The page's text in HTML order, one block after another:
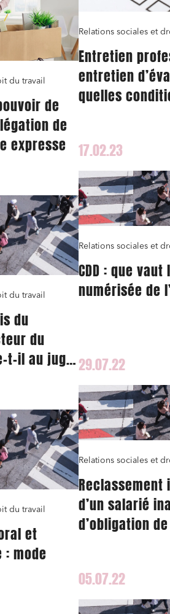
du travail
de
de
expresse
Relations sociales et
Entretien
entretien
quelles
du travail
du
du
t-il au juge
17.02.23
Relations sociales et
CDD : que
numérisée de
du travail
et
: mode
29.07.22
Relations sociales et
Reclassement
d’un salarié
d’obligation
05.07.22
Relations
Media et
Entreprises
Mobilité et
Droit du
conformité
Services
Projets
Urbanisme
Droit des